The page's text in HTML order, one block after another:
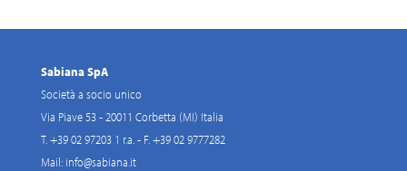
Sabiana SpA
Società a socio unico
Via Piave 53 - 20011 Corbetta (MI) Italia
T. +39 02 97203 1 r.a. - F. +39 02 9777282
Mail: info@sabiana.it